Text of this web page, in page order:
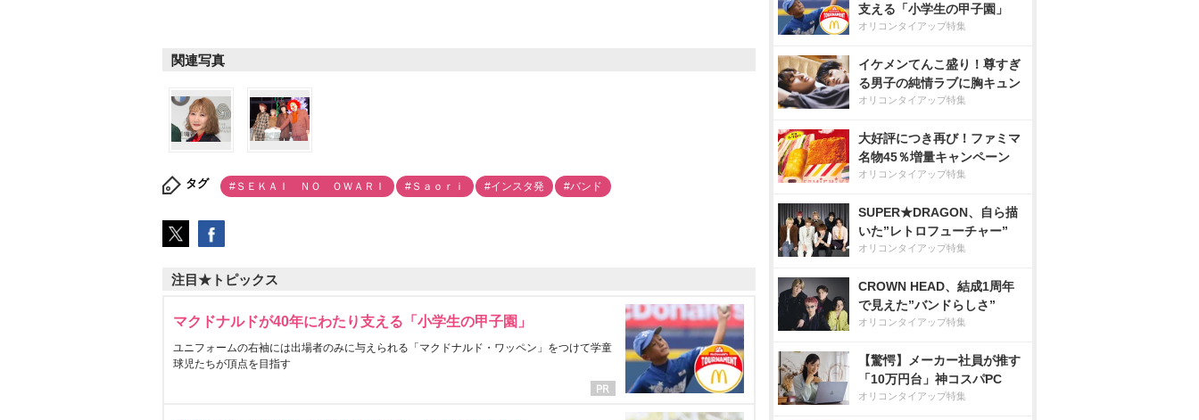
関連写真
タグ #ＳＥＫＡＩ ＮＯ ＯＷＡＲＩ #Ｓａｏｒｉ #インスタ発 #バンド
注目★トピックス
マクドナルドが40年にわたり支える「小学生の甲子園」
ユニフォームの右袖には出場者のみに与えられる「マクドナルド・ワッペン」をつけて学童
球児たちが頂点を目指す
支える「小学生の甲子園」
オリコンタイアップ特集
イケメンてんこ盛り！尊すぎ
る男子の純情ラブに胸キュン
オリコンタイアップ特集
大好評につき再び！ファミマ
名物45％増量キャンペーン
オリコンタイアップ特集
SUPER★DRAGON、自ら描
いた”レトロフューチャー”
オリコンタイアップ特集
CROWN HEAD、結成1周年
で見えた”バンドらしさ”
オリコンタイアップ特集
【驚愕】メーカー社員が推す
「10万円台」神コスパPC
オリコンタイアップ特集